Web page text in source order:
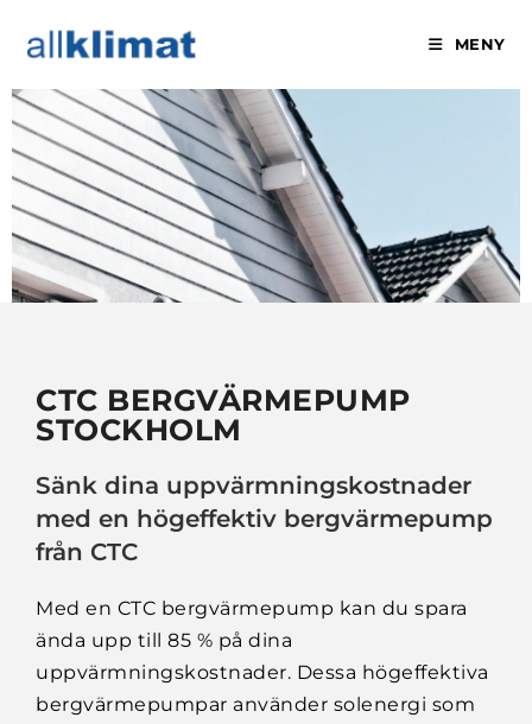
MENY
CTC
CTC BERGVÄRMEPUMP
STOCKHOLM
Sänk dina uppvärmningskostnader
med en högeffektiv bergvärmepump
från CTC
Med en CTC bergvärmepump kan du spara
ända upp till 85 % på dina
uppvärmningskostnader. Dessa högeffektiva
bergvärmepumpar använder solenergi som